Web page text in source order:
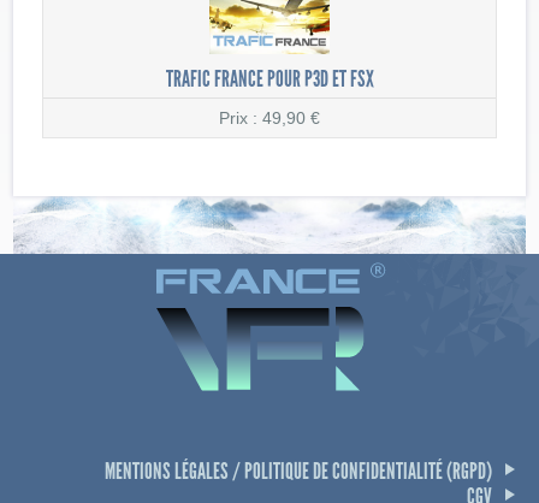
TRAFIC FRANCE POUR P3D ET FSX
Prix : 49,90 €
MENTIONS LÉGALES / POLITIQUE DE CONFIDENTIALITÉ (RGPD)
CGV